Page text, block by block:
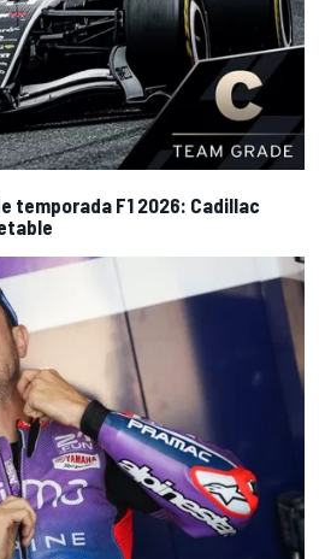
temporada F1 2026: Cadillac